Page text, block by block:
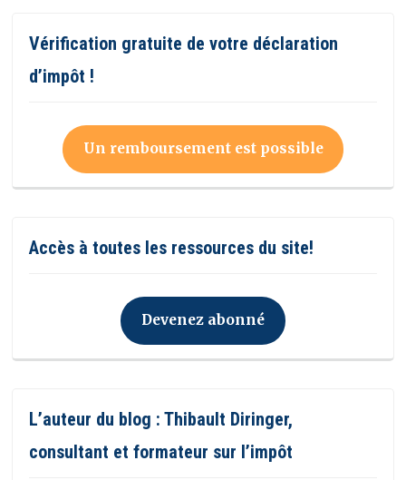
Vérification gratuite de votre déclaration
d’impôt !
Un remboursement est possible
Accès à toutes les ressources du site!
Devenez abonné
L’auteur du blog : Thibault Diringer,
consultant et formateur sur l’impôt